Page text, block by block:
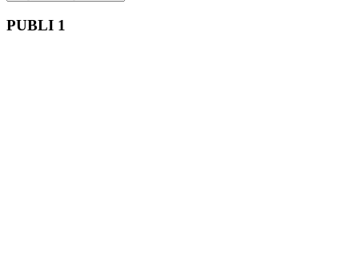
PUBLI 1